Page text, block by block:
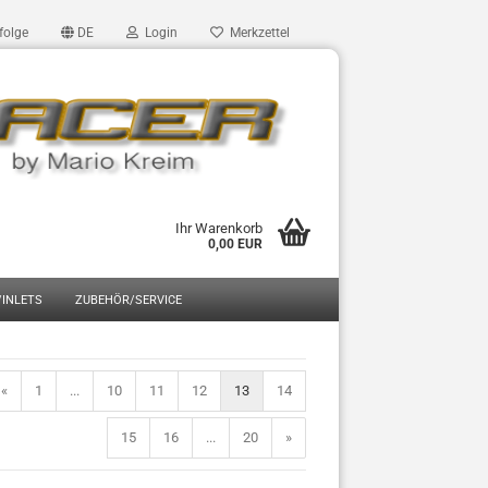
DE Login Merkzettel
Ihr Warenkorb
0,00 EUR
ZUBEHÖR/SERVICE
« 1 ... 10 11 12 13 14
15 16 ... 20 »